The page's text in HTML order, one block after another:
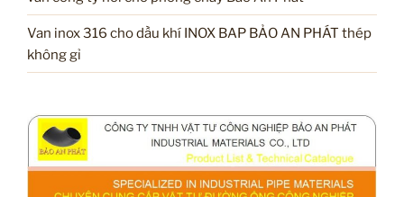
Van inox 316 cho dầu khí INOX BAP BẢO AN PHÁT thép
không gỉ